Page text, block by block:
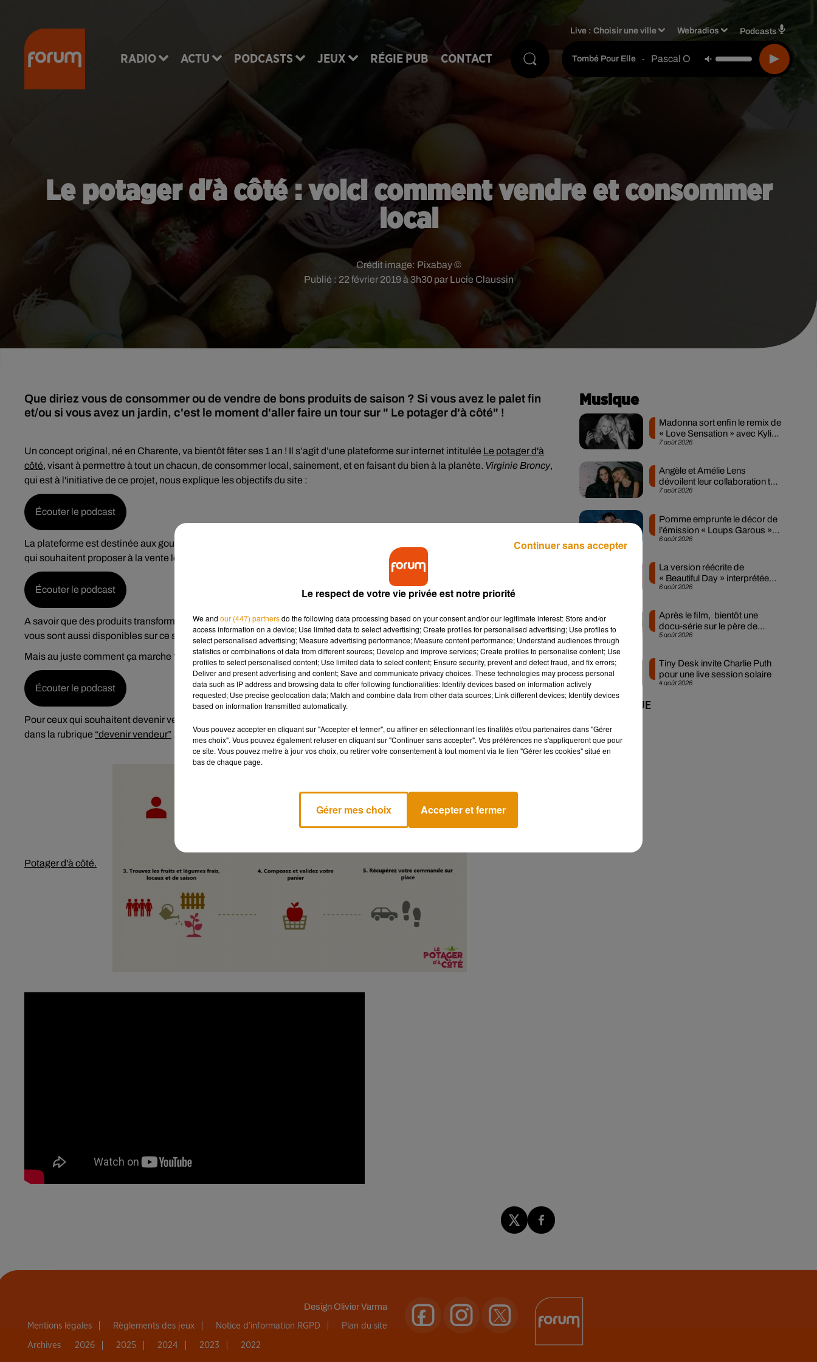
RADIO ACTU PODCASTS JEUX RÉGIE PUB CONTACT
Live :Choisir une ville Webradios Podcasts
Tombé Pour Elle - Pascal Obispo
Le potager d'à côté : voici comment vendre et consommer
local
Publié : 22 février 2019 à 3h30 par Lucie Claussin
Crédit image: Pixabay ©
Que diriez vous de consommer ou de vendre de bons produits de saison ? Si vous avez le palet fin
et/ou si vous avez un jardin, c'est le moment d'aller faire un tour sur " Le potager d'à côté" !
Un concept original, né en Charente, va bientôt fêter ses 1 an ! Il s’agit d’une plateforme sur internet intitulée Le potager d'à
côté, visant à permettre à tout un chacun, de consommer local, sainement, et en faisant du bien à la planète. Virginie Broncy,
qui est à l'initiative de ce projet, nous explique les objectifs du site :
Écouter le podcast
La plateforme est destinée aux gourmands, amateurs de bons produits locaux et
aux jardiniers particuliers et professionnels
qui souhaitent proposer à la vente leurs productions :
Écouter le podcast
A savoir que des produits transformés comme des confitures, ratatouilles, jus ou encore soupes produits tout près de chez
vous sont aussi disponibles sur ce site. Un bon moyen de faire des heureux et de lutter contre le gaspillage alimentaire.
Mais au juste comment ça marche ?
Écouter le podcast
Pour ceux qui souhaitent devenir vendeur, c’est tout pareil, il suffit de vous rendre sur lepotagerdacôté.fr et de vous inscrire
dans la rubrique “devenir vendeur” .Pour suivre toute l'actualité des producteurs, rendez vous sur la pageFacebook du
Potager d'à côté.
Musique
7 août 2026
Madonna sort enfin le remix de
« Love Sensation » avec Kylie
Minogue
7 août 2026
Angèle et Amélie Lens
dévoilent leur collaboration tant
attendue
6 août 2026
Pomme emprunte le décor de
l’émission « Loups Garous »
pour son...
6 août 2026
La version réécrite de
« Beautiful Day » interprétée
lors des...
5 août 2026
Après le film, bientôt une
docu-série sur le père de
Michael Jackson
4 août 2026
Tiny Desk invite Charlie Puth
pour une live session solaire
+ DE MUSIQUE
DesignOlivier Varma
Mentions légales Règlements des jeux Notice d’information RGPD Plan du site
Archives 2026 2025 2024 2023 2022
Le respect de votre vie privée est notre priorité
We and our (447) partnersdo the following data processing based on your consent and/or our legitimate interest: Store and/or
access information on a device; Use limited data to select advertising; Create profiles for personalised advertising; Use profiles to
select personalised advertising; Measure advertising performance; Measure content performance; Understand audiences through
statistics or combinations of data from different sources; Develop and improve services; Create profiles to personalise content; Use
profiles to select personalised content; Use limited data to select content; Ensure security, prevent and detect fraud, and fix errors;
Deliver and present advertising and content; Save and communicate privacy choices. These technologies may process personal
data such as IP address and browsing data to offer following functionalities: Identify devices based on information actively
requested; Use precise geolocation data; Match and combine data from other data sources; Link different devices; Identify devices
based on information transmitted automatically.
Vous pouvez accepter en cliquant sur "Accepter et fermer", ou affiner en sélectionnant les finalités et/ou partenaires dans "Gérer
mes choix". Vous pouvez également refuser en cliquant sur "Continuer sans accepter". Vos préférences ne s'appliqueront que pour
ce site. Vous pouvez mettre à jour vos choix, ou retirer votre consentement à tout moment via le lien "Gérer les cookies" situé en
bas de chaque page.
Gérer mes choix Accepter et fermer
Continuer sans accepter